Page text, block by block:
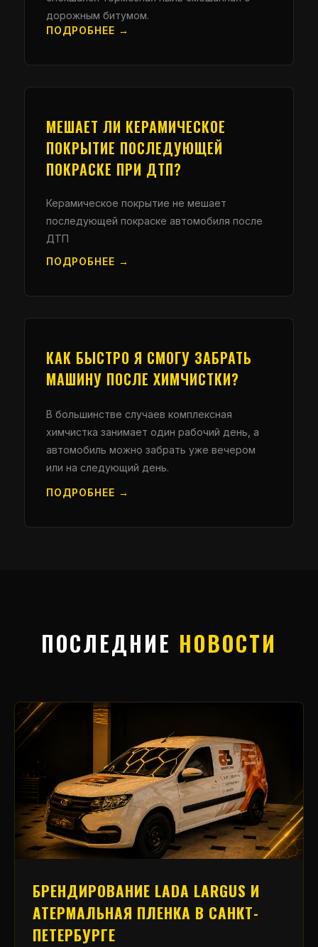
дорожным битумом.
ПОДРОБНЕЕ →
МЕШАЕТ ЛИ КЕРАМИЧЕСКОЕ
ПОКРЫТИЕ ПОСЛЕДУЮЩЕЙ
ПОКРАСКЕ ПРИ ДТП?
Керамическое покрытие не мешает
последующей покраске автомобиля после
ДТП
ПОДРОБНЕЕ →
КАК БЫСТРО Я СМОГУ ЗАБРАТЬ
МАШИНУ ПОСЛЕ ХИМЧИСТКИ?
В большинстве случаев комплексная
химчистка занимает один рабочий день, а
автомобиль можно забрать уже вечером
или на следующий день.
ПОДРОБНЕЕ →
ПОСЛЕДНИЕ НОВОСТИ
БРЕНДИРОВАНИЕ LADA LARGUS И
АТЕРМАЛЬНАЯ ПЛЕНКА В САНКТ-
ПЕТЕРБУРГЕ